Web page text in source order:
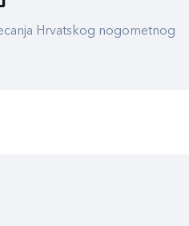
Hrvatskog nogometnog